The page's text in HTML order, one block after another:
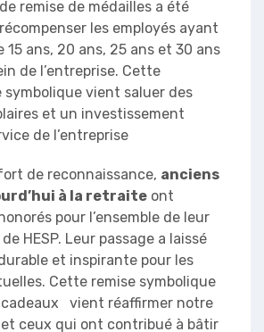
remise de médailles a été
les employés ayant
15 ans, 20 ans, 25 ans et 30 ans
de l’entreprise. Cette
symbolique vient saluer des
et un investissement
de l’entreprise
de reconnaissance, anciens
à la retraite ont
pour l’ensemble de leur
HESP. Leur passage a laissé
et inspirante pour les
Cette remise symbolique
cadeaux vient réaffirmer notre
ceux qui ont contribué à bâtir